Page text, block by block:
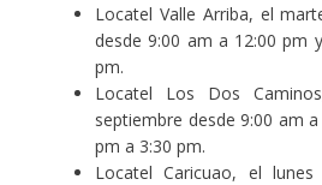
Locatel Valle Arriba, el
desde 9:00 am a 12:00 pm
pm.
Locatel Los Dos
septiembre desde 9:00 am
pm a 3:30 pm.
Locatel Caricuao, el